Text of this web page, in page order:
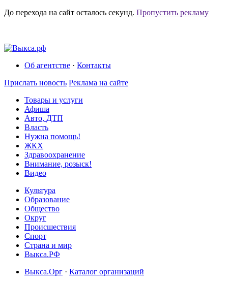
До перехода на сайт осталось секунд. Пропустить рекламу
Об агентстве · Контакты
Прислать новость Реклама на сайте
Товары и услуги
Афиша
Авто, ДТП
Власть
Нужна помощь!
ЖКХ
Здравоохранение
Внимание, розыск!
Видео
Культура
Образование
Общество
Округ
Происшествия
Спорт
Страна и мир
Выкса.РФ
Выкса.Орг · Каталог организаций